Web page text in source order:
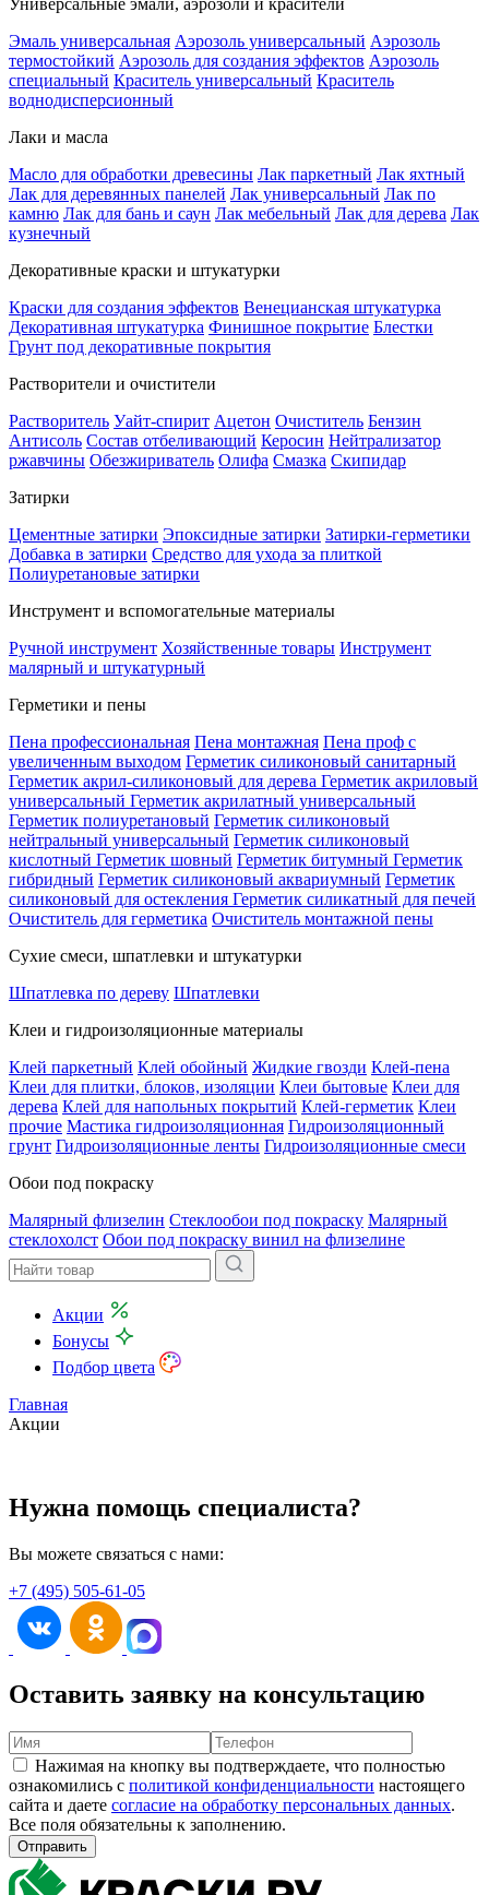
Универсальные эмали, аэрозоли и красители
Эмаль универсальная Аэрозоль универсальный Аэрозоль
термостойкий Аэрозоль для создания эффектов Аэрозоль
специальный Краситель универсальный Краситель
воднодисперсионный
Лаки и масла
Масло для обработки древесины Лак паркетный Лак яхтный
Лак для деревянных панелей Лак универсальный Лак по
камню Лак для бань и саун Лак мебельный Лак для дерева Лак
кузнечный
Декоративные краски и штукатурки
Краски для создания эффектов Венецианская штукатурка
Декоративная штукатурка Финишное покрытие Блестки
Грунт под декоративные покрытия
Растворители и очистители
Растворитель Уайт-спирит Ацетон Очиститель Бензин
Антисоль Состав отбеливающий Керосин Нейтрализатор
ржавчины Обезжириватель Олифа Смазка Скипидар
Затирки
Цементные затирки Эпоксидные затирки Затирки-герметики
Добавка в затирки Средство для ухода за плиткой
Полиуретановые затирки
Инструмент и вспомогательные материалы
Ручной инструмент Хозяйственные товары Инструмент
малярный и штукатурный
Герметики и пены
Пена профессиональная Пена монтажная Пена проф с
увеличенным выходом Герметик силиконовый санитарный
Герметик акрил-силиконовый для дерева Герметик акриловый
универсальный Герметик акрилатный универсальный
Герметик полиуретановый Герметик силиконовый
нейтральный универсальный Герметик силиконовый
кислотный Герметик шовный Герметик битумный Герметик
гибридный Герметик силиконовый аквариумный Герметик
силиконовый для остекления Герметик силикатный для печей
Очиститель для герметика Очиститель монтажной пены
Сухие смеси, шпатлевки и штукатурки
Шпатлевка по дереву Шпатлевки
Клеи и гидроизоляционные материалы
Клей паркетный Клей обойный Жидкие гвозди Клей-пена
Клеи для плитки, блоков, изоляции Клеи бытовые Клеи для
дерева Клей для напольных покрытий Клей-герметик Клеи
прочие Мастика гидроизоляционная Гидроизоляционный
грунт Гидроизоляционные ленты Гидроизоляционные смеси
Обои под покраску
Малярный флизелин Стеклообои под покраску Малярный
стеклохолст Обои под покраску винил на флизелине
Акции
Бонусы
Подбор цвета
Главная
Акции
Нужна помощь специалиста?
Вы можете связаться с нами:
+7 (495) 505-61-05
Оставить заявку на консультацию
Нажимая на кнопку вы подтверждаете, что полностью
ознакомились с политикой конфиденциальности настоящего
сайта и даете согласие на обработку персональных данных.
Все поля обязательны к заполнению.
Отправить